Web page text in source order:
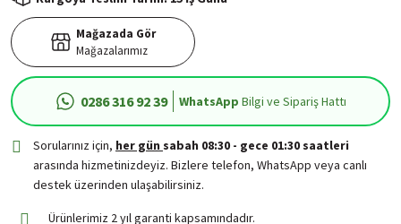
Mağazada Gör
Mağazalarımız
0286 316 92 39 WhatsApp Bilgi ve Sipariş Hattı
Sorularınız için, her gün sabah 08:30 - gece 01:30 saatleri
arasında hizmetinizdeyiz. Bizlere telefon, WhatsApp veya canlı
destek üzerinden ulaşabilirsiniz.
Ürünlerimiz 2 yıl garanti kapsamındadır.